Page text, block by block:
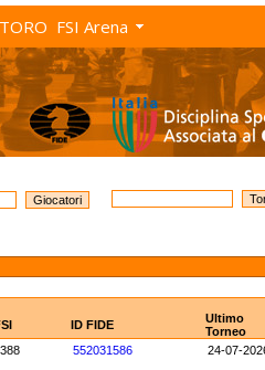
TORO FSI Arena
ID FIDE
Ultimo
Torneo
552031586 24-07-